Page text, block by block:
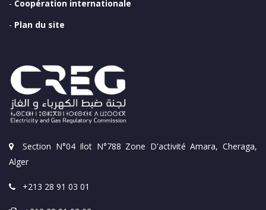
Section N°04 Ilot N°788 Zone D'activité Amara, Cheraga,
Alger
+213 28 91 03 01
- Coopération internationale
- Plan du site